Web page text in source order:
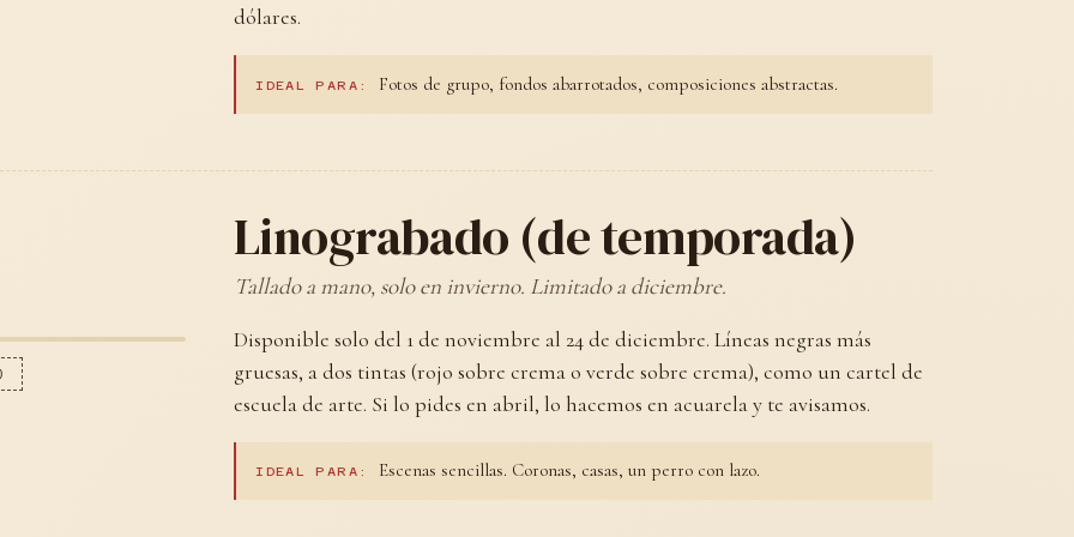
dólares.
IDEAL PARA: Fotos de grupo, fondos abarrotados, composiciones abstractas.
Linograbado (de temporada)
Tallado a mano, solo en invierno. Limitado a diciembre.
Disponible solo del 1 de noviembre al 24 de diciembre. Líneas negras más
gruesas, a dos tintas (rojo sobre crema o verde sobre crema), como un cartel de
escuela de arte. Si lo pides en abril, lo hacemos en acuarela y te avisamos.
IDEAL PARA: Escenas sencillas. Coronas, casas, un perro con lazo.